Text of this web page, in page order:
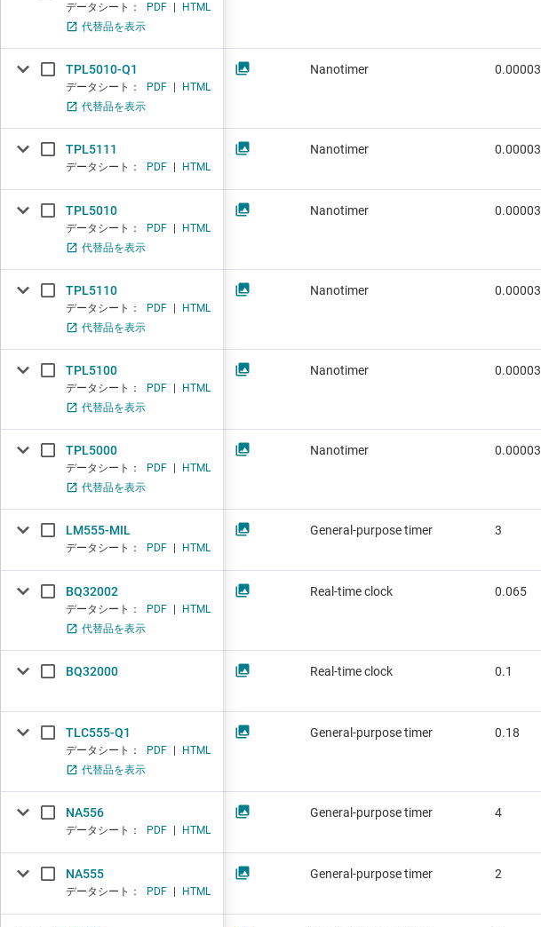
データシート： PDF
HTML
代替品を表示
TPL5010-Q1
データシート： PDF
HTML
代替品を表示
TPL5111
データシート： PDF HTML
TPL5010
データシート： PDF
HTML
代替品を表示
TPL5110
データシート： PDF
HTML
代替品を表示
TPL5100
データシート： PDF
HTML
代替品を表示
TPL5000
データシート： PDF
HTML
代替品を表示
LM555-MIL
データシート： PDF HTML
BQ32002
データシート： PDF
HTML
代替品を表示
BQ32000
TLC555-Q1
データシート： PDF
HTML
代替品を表示
NA556
データシート： PDF HTML
NA555
データシート： PDF HTML
Nanotimer
Nanotimer
Nanotimer
Nanotimer
Nanotimer 0.00003
Nanotimer 0.00003
General-purpose timer 3
Real-time clock 0.065
Real-time clock 0.1
General-purpose timer 0.18
General-purpose timer 4
General-purpose timer 2